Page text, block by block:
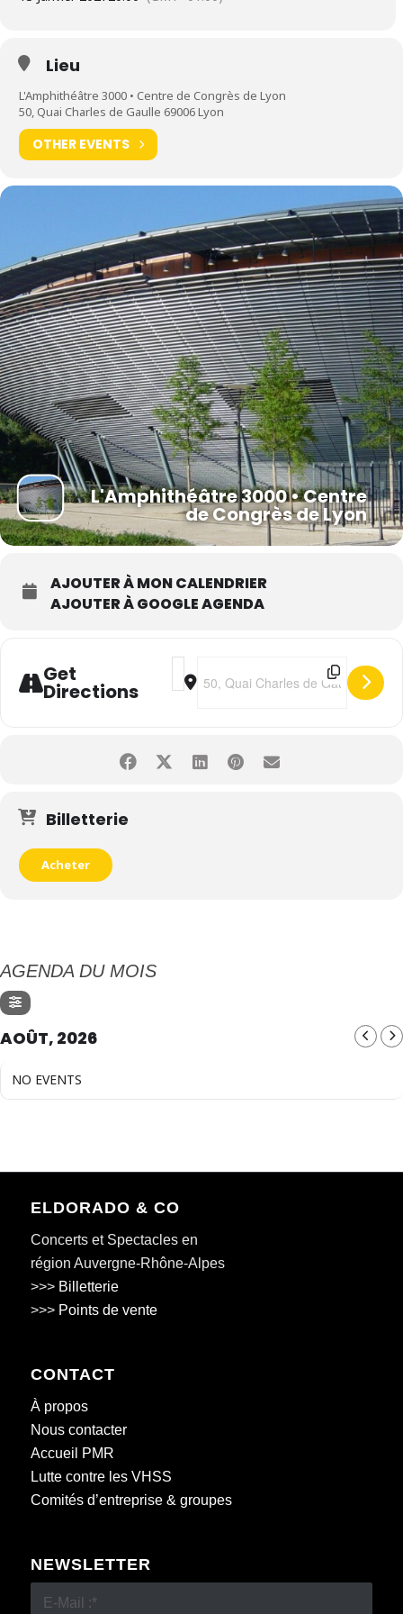
LYON
Lieu
L'Amphithéâtre 3000 • Centre de Congrès de Lyon
50, Quai Charles de Gaulle 69006 Lyon
OTHER EVENTS
L'Amphithéâtre 3000 • Centre
de Congrès de Lyon
AJOUTER À MON CALENDRIER
AJOUTER À GOOGLE AGENDA
Get
Directions
Address - Il était une fois... Ennio
Destination Address - Il était
Billetterie
Acheter
AGENDA DU MOIS
AOÛT, 2026
NO EVENTS
ELDORADO & CO
Concerts et Spectacles en
région Auvergne-Rhône-Alpes
>>> Billetterie
>>> Points de vente
CONTACT
À propos
Nous contacter
Accueil PMR
Lutte contre les VHSS
Comités d’entreprise & groupes
NEWSLETTER